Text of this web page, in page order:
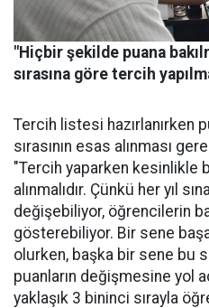
"Hiçbir şekilde puana
sırasına göre tercih
Tercih listesi hazırlanırken
sırasının esas alınması
"Tercih yaparken kesinlikle
alınmalıdır. Çünkü her yıl
değişebiliyor, öğrencilerin
gösterebiliyor. Bir sene
olurken, başka bir sene bu
puanların değişmesine yol
yaklaşık 3 bininci sırayla